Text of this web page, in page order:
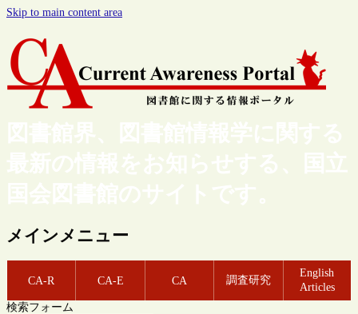
Skip to main content area
図書館界、図書館情報学に関する
最新の情報をお知らせする、国立
国会図書館のサイトです。
メインメニュー
CA-R CA-E CA 調査研究
English
Articles
検索フォーム